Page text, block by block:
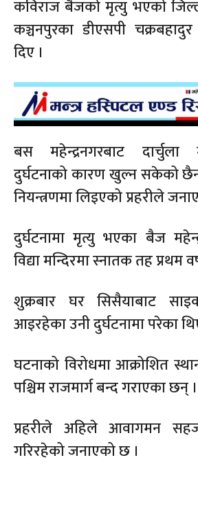
कविराज बैजको मृत्यु भएको
कञ्चनपुरका डीएसपी
दिए ।
बस महेन्द्रनगरबाट दार्चुला
दुर्घटनाको कारण खुल्न सकेको
नियन्त्रणमा लिइएको प्रहरीले
दुर्घटनामा मृत्यु भएका बैज
विद्या मन्दिरमा स्नातक तह प्रथम
शुक्रबार घर सिसैयाबाट
आइरहेका उनी दुर्घटनामा परेका
घटनाको विरोधमा आक्रोशित
पश्चिम राजमार्ग बन्द गराएका छन् ।
प्रहरीले अहिले आवागमन
गरिरहेको जनाएको छ ।